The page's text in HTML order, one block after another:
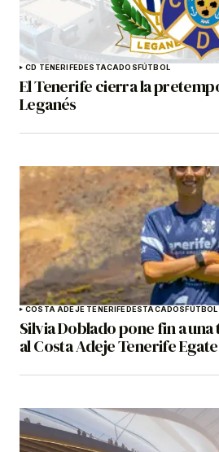
CD TENERIFEDESTACADOSFÚTBOL
El Tenerife cierra la
Leganés
COSTA ADEJE TENERIFEDESTACADOSFÚTBOL
Silvia Doblado pone fin a
al Costa Adeje Tenerife